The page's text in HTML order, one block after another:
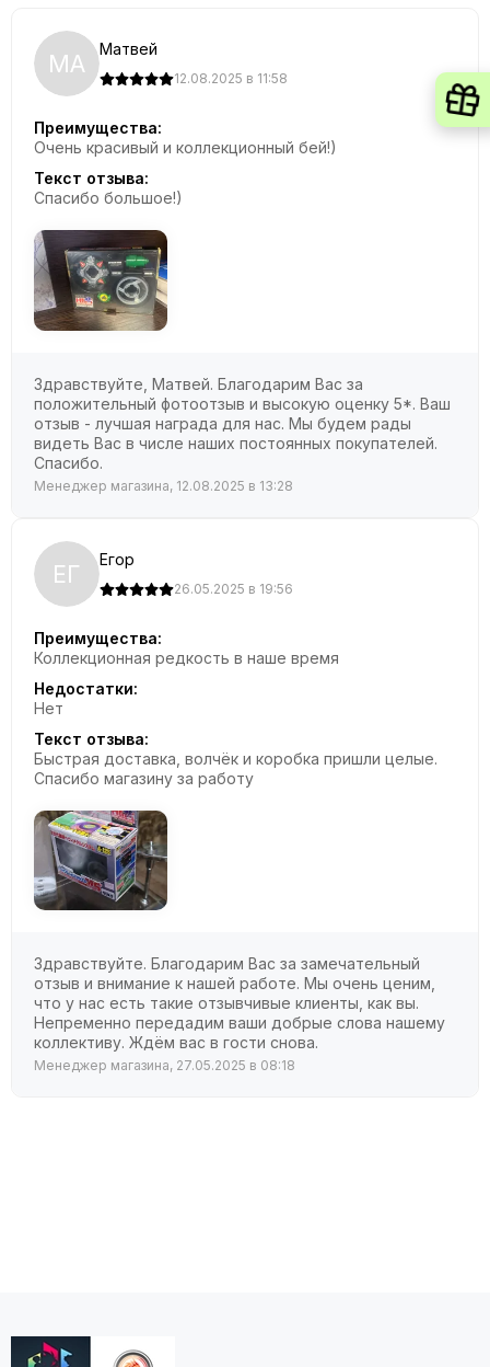
МА Матвей
12.08.2025 в 11:58
Преимущества:
Очень красивый и коллекционный бей!)
Текст отзыва:
Спасибо большое!)
Здравствуйте, Матвей. Благодарим Вас за
положительный фотоотзыв и высокую оценку 5*. Ваш
отзыв - лучшая награда для нас. Мы будем рады
видеть Вас в числе наших постоянных покупателей.
Спасибо.
Менеджер магазина, 12.08.2025 в 13:28
ЕГ Егор
26.05.2025 в 19:56
Преимущества:
Коллекционная редкость в наше время
Недостатки:
Нет
Текст отзыва:
Быстрая доставка, волчёк и коробка пришли целые.
Спасибо магазину за работу
Здравствуйте. Благодарим Вас за замечательный
отзыв и внимание к нашей работе. Мы очень ценим,
что у нас есть такие отзывчивые клиенты, как вы.
Непременно передадим ваши добрые слова нашему
коллективу. Ждём вас в гости снова.
Менеджер магазина, 27.05.2025 в 08:18